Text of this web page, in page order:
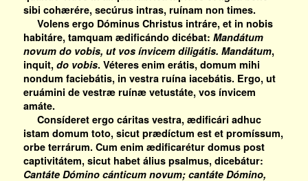
sibi cohærére, secúrus intras, ruínam non times.
Volens ergo Dóminus Christus intráre, et in nobis
habitáre, tamquam ædificándo dicébat: Mandátum
novum do vobis, ut vos ínvicem diligátis. Mandátum,
inquit, do vobis. Véteres enim erátis, domum mihi
nondum faciebátis, in vestra ruína iacebátis. Ergo, ut
eruámini de vestræ ruínæ vetustáte, vos ínvicem
amáte.
Consíderet ergo cáritas vestra, ædificári adhuc
istam domum toto, sicut prædíctum est et promíssum,
orbe terrárum. Cum enim ædificarétur domus post
captivitátem, sicut habet álius psalmus, dicebátur:
Cantáte Dómino cánticum novum; cantáte Dómino,